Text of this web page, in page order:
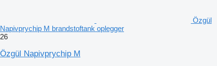
Özgül
Napivprychip M brandstoftank oplegger
26
Özgül Napivprychip M